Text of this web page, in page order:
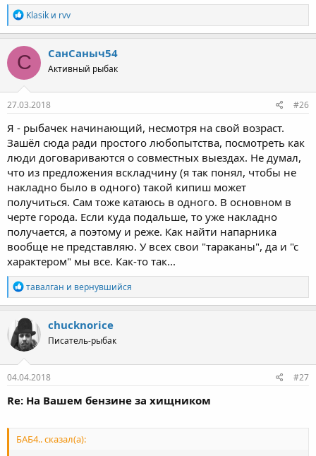
Р
е
а
к
ц
и
и
:
Klasik и rvv
С СанСаныч54
Активный рыбак
27.03.2018 #26
Я - рыбачек начинающий, несмотря на свой возраст.
Зашёл сюда ради простого любопытства, посмотреть как
люди договариваются о совместных выездах. Не думал,
что из предложения вскладчину (я так понял, чтобы не
накладно было в одного) такой кипиш может
получиться. Сам тоже катаюсь в одного. В основном в
черте города. Если куда подальше, то уже накладно
получается, а поэтому и реже. Как найти напарника
вообще не представляю. У всех свои "тараканы", да и "с
характером" мы все. Как-то так...
Р
е
а
к
ц
и
и
:
тавалган и вернувшийся
chucknorice
Писатель-рыбак
04.04.2018 #27
Re: На Вашем бензине за хищником
БАБ4.. сказал(а):